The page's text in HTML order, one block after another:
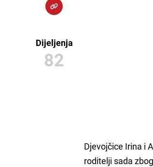
Dijeljenja
82
Djevojčice Irina i
roditelji sada